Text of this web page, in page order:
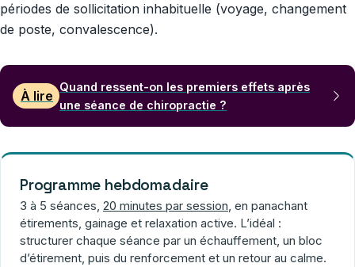
périodes de sollicitation inhabituelle (voyage, changement
de poste, convalescence).
À lire
Quand ressent-on les premiers effets après
une séance de chiropractie ?
Programme hebdomadaire
3 à 5 séances, 20 minutes par session, en panachant
étirements, gainage et relaxation active. L’idéal :
structurer chaque séance par un échauffement, un bloc
d’étirement, puis du renforcement et un retour au calme.